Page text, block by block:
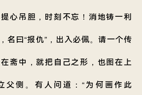
心吊胆，时刻不忘！消地铸一利
名曰“报仇”，出入必佩。请一个传
斋中，就把自己之形，也图在上
父侧。有人问道：“为何画作此